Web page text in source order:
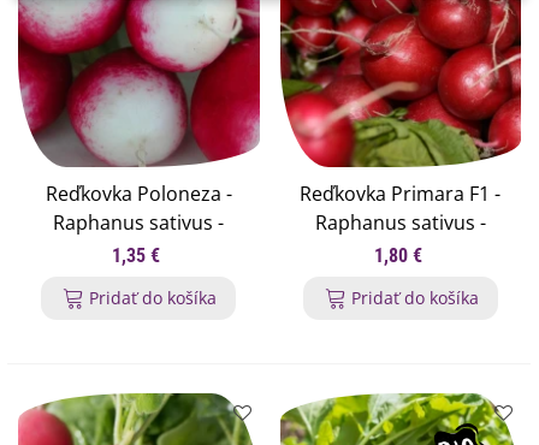
Reďkovka Poloneza -
Raphanus sativus -
semená reďkovky - 300
1,35 €
Pridať do košíka
Reďkovka Primara F1 -
Raphanus sativus -
semená reďkovky - 200
1,80 €
Pridať do košíka